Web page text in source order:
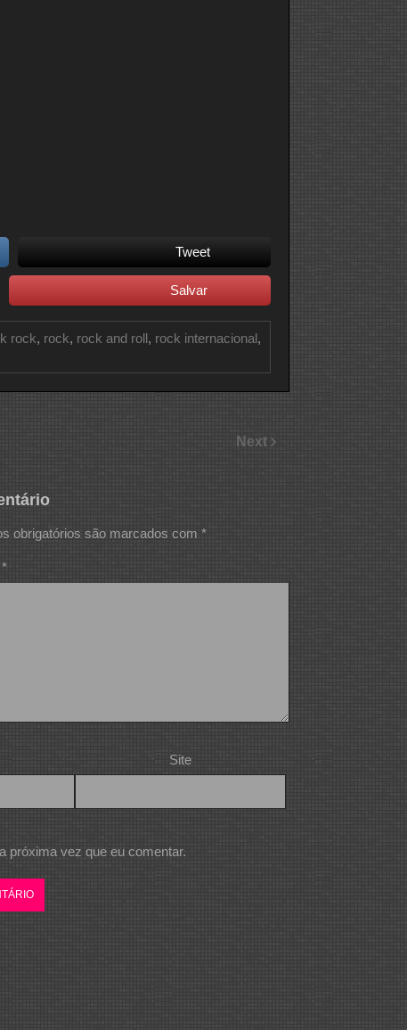
Tweet
Salvar
rock, rock, rock and roll, rock internacional,
Next
obrigatórios são marcados com *
*
Site
próxima vez que eu comentar.